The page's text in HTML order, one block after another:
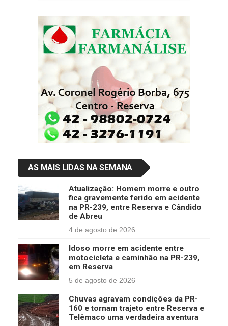
AS MAIS LIDAS NA SEMANA
Atualização: Homem morre e outro
fica gravemente ferido em acidente
na PR-239, entre Reserva e Cândido
de Abreu
4 de agosto de 2026
Idoso morre em acidente entre
motocicleta e caminhão na PR-239,
em Reserva
5 de agosto de 2026
Chuvas agravam condições da PR-
160 e tornam trajeto entre Reserva e
Telêmaco uma verdadeira aventura